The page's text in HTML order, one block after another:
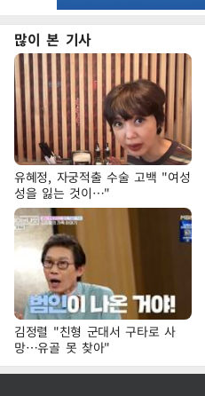
많이 본 기사
유혜정, 자궁적출 수술 고백 "여성
성을 잃는 것이…"
김정렬 "친형 군대서 구타로 사
망…유골 못 찾아"